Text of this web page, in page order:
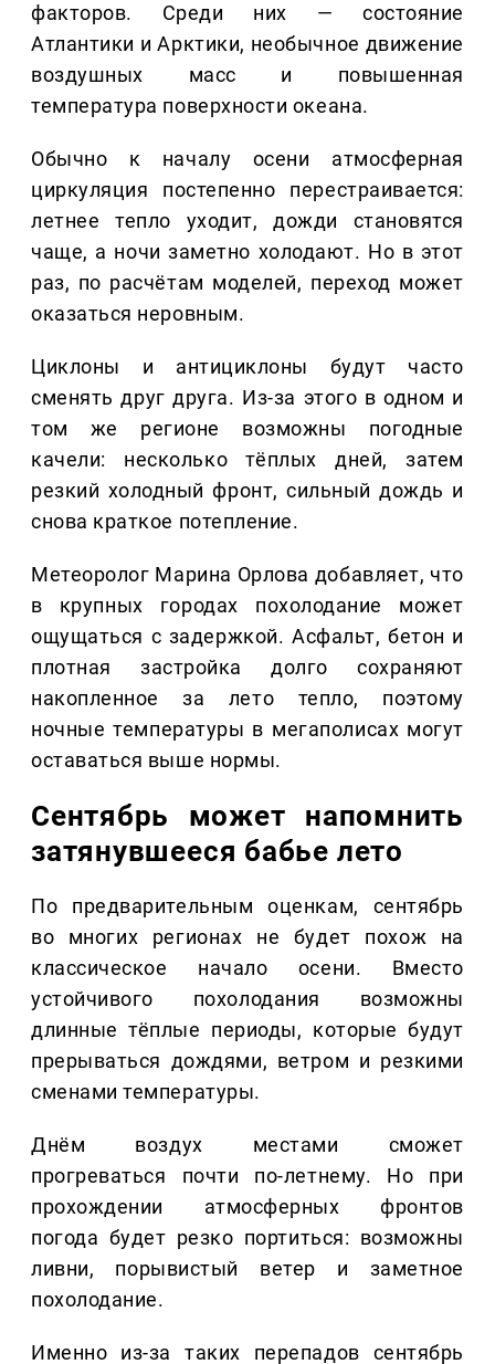
факторов. Среди них — состояние
Атлантики и Арктики, необычное движение
воздушных масс и повышенная
температура поверхности океана.
Обычно к началу осени атмосферная
циркуляция постепенно перестраивается:
летнее тепло уходит, дожди становятся
чаще, а ночи заметно холодают. Но в этот
раз, по расчётам моделей, переход может
оказаться неровным.
Циклоны и антициклоны будут часто
сменять друг друга. Из-за этого в одном и
том же регионе возможны погодные
качели: несколько тёплых дней, затем
резкий холодный фронт, сильный дождь и
снова краткое потепление.
Метеоролог Марина Орлова добавляет, что
в крупных городах похолодание может
ощущаться с задержкой. Асфальт, бетон и
плотная застройка долго сохраняют
накопленное за лето тепло, поэтому
ночные температуры в мегаполисах могут
оставаться выше нормы.
Сентябрь может напомнить
затянувшееся бабье лето
По предварительным оценкам, сентябрь
во многих регионах не будет похож на
классическое начало осени. Вместо
устойчивого похолодания возможны
длинные тёплые периоды, которые будут
прерываться дождями, ветром и резкими
сменами температуры.
Днём воздух местами сможет
прогреваться почти по-летнему. Но при
прохождении атмосферных фронтов
погода будет резко портиться: возможны
ливни, порывистый ветер и заметное
похолодание.
Именно из-за таких перепадов сентябрь